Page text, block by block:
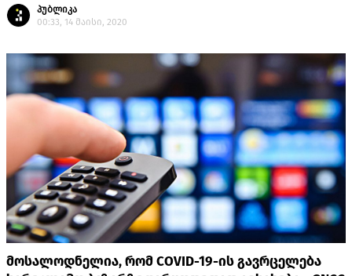
პუბლიკა
00:33, 14 მაისი, 2020
მოსალოდნელია, რომ COVID-19-ის გავრცელება